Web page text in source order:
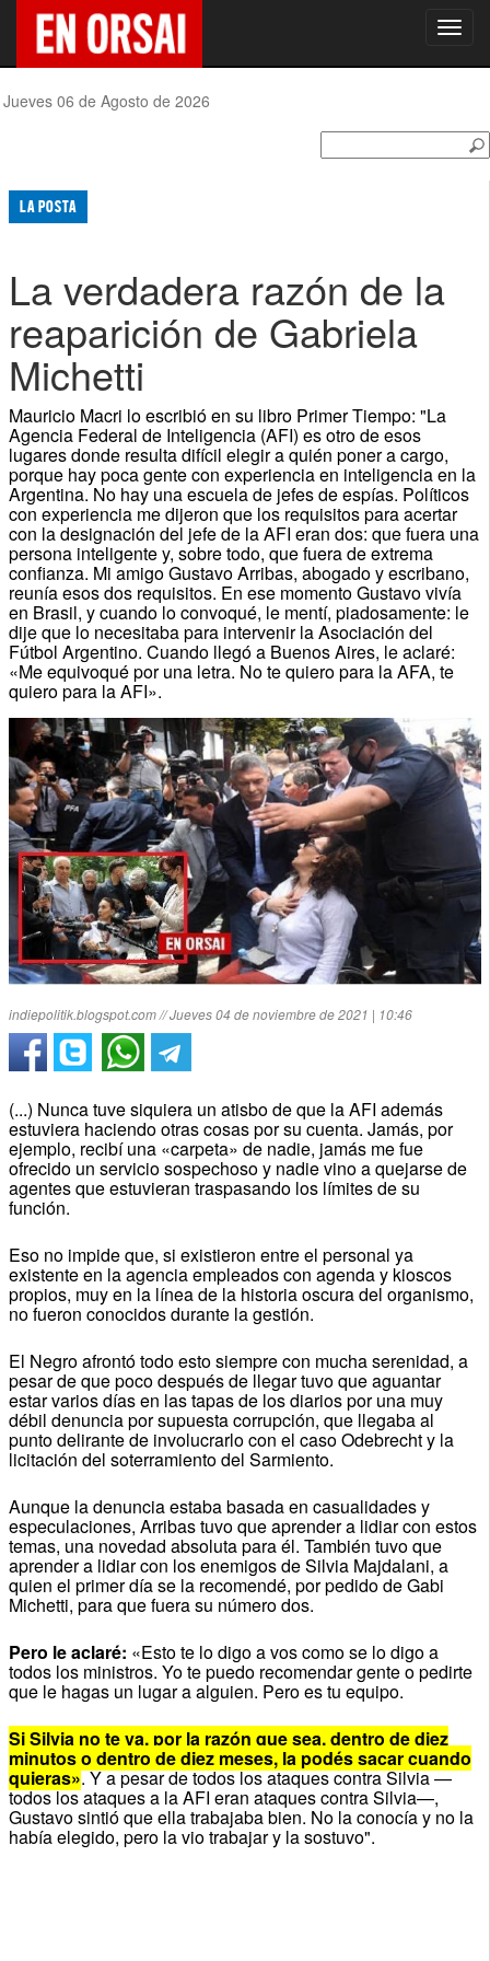
Jueves 06 de Agosto de 2026
LA POSTA
La verdadera razón de la
reaparición de Gabriela
Michetti
Mauricio Macri lo escribió en su libro Primer Tiempo: "La
Agencia Federal de Inteligencia (AFI) es otro de esos
lugares donde resulta difícil elegir a quién poner a cargo,
porque hay poca gente con experiencia en inteligencia en la
Argentina. No hay una escuela de jefes de espías. Políticos
con experiencia me dijeron que los requisitos para acertar
con la designación del jefe de la AFI eran dos: que fuera una
persona inteligente y, sobre todo, que fuera de extrema
confianza. Mi amigo Gustavo Arribas, abogado y escribano,
reunía esos dos requisitos. En ese momento Gustavo vivía
en Brasil, y cuando lo convoqué, le mentí, piadosamente: le
dije que lo necesitaba para intervenir la Asociación del
Fútbol Argentino. Cuando llegó a Buenos Aires, le aclaré:
«Me equivoqué por una letra. No te quiero para la AFA, te
quiero para la AFI».
indiepolitik.blogspot.com // Jueves 04 de noviembre de 2021 | 10:46
(...) Nunca tuve siquiera un atisbo de que la AFI además
estuviera haciendo otras cosas por su cuenta. Jamás, por
ejemplo, recibí una «carpeta» de nadie, jamás me fue
ofrecido un servicio sospechoso y nadie vino a quejarse de
agentes que estuvieran traspasando los límites de su
función.
Eso no impide que, si existieron entre el personal ya
existente en la agencia empleados con agenda y kioscos
propios, muy en la línea de la historia oscura del organismo,
no fueron conocidos durante la gestión.
El Negro afrontó todo esto siempre con mucha serenidad, a
pesar de que poco después de llegar tuvo que aguantar
estar varios días en las tapas de los diarios por una muy
débil denuncia por supuesta corrupción, que llegaba al
punto delirante de involucrarlo con el caso Odebrecht y la
licitación del soterramiento del Sarmiento.
Aunque la denuncia estaba basada en casualidades y
especulaciones, Arribas tuvo que aprender a lidiar con estos
temas, una novedad absoluta para él. También tuvo que
aprender a lidiar con los enemigos de Silvia Majdalani, a
quien el primer día se la recomendé, por pedido de Gabi
Michetti, para que fuera su número dos.
Pero le aclaré: «Esto te lo digo a vos como se lo digo a
todos los ministros. Yo te puedo recomendar gente o pedirte
que le hagas un lugar a alguien. Pero es tu equipo.
Si Silvia no te va, por la razón que sea, dentro de diez
minutos o dentro de diez meses, la podés sacar cuando
quieras». Y a pesar de todos los ataques contra Silvia —
todos los ataques a la AFI eran ataques contra Silvia—,
Gustavo sintió que ella trabajaba bien. No la conocía y no la
había elegido, pero la vio trabajar y la sostuvo".